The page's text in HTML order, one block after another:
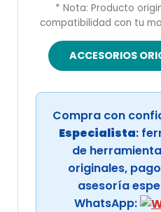
* Nota: Producto
compatibilidad con tu
ACCESORIOS
Compra con
Especialista:
de
originales,
asesoría
WhatsApp: